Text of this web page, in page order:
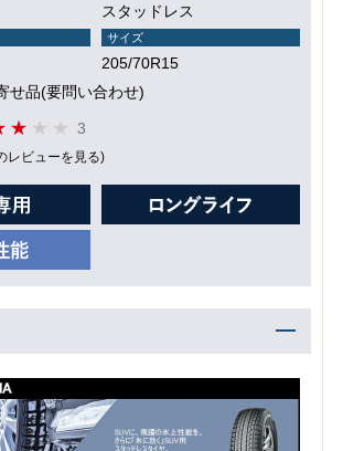
スタッドレス
サイズ
205/70R15
せ品(要問い合わせ)
3
レビューを見る)